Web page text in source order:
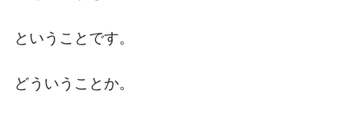
ということです。
どういうことか。